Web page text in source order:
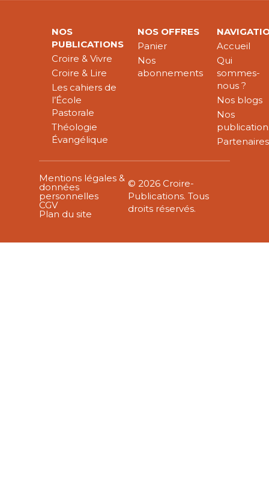
NOS
PUBLICATIONS
Croire & Vivre
Croire & Lire
Les cahiers de
l’École
Pastorale
Théologie
Évangélique
NOS OFFRES
Panier
Nos
abonnements
Accueil
Qui
sommes-
nous ?
Nos blogs
Nos
Partenaires
Mentions légales &
données
personnelles
CGV
Plan du site
© 2026 Croire-
Publications. Tous
droits réservés.